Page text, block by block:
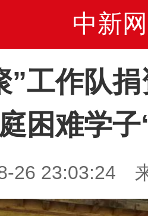
中新网
”工作队
困难学子
26 23:03:24